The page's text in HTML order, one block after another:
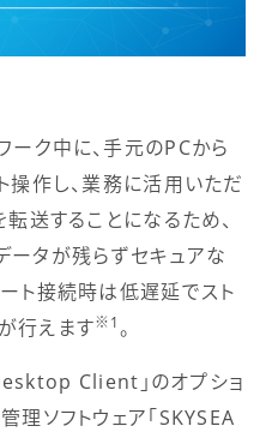
ーク中に、手元のPCから
操作し、業務に活用いただ
送することになるため、
タが残らずセキュアな
ト接続時は低遅延でスト
行えます※1。
Client」のオプショ
理ソフトウェア「SKYSEA